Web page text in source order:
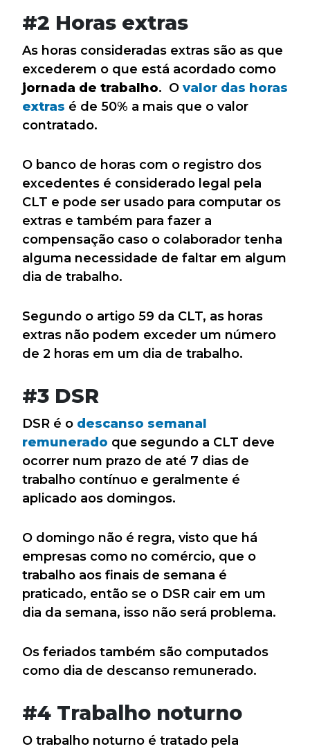
#2 Horas extras
As horas consideradas extras são as que
excederem o que está acordado como
jornada de trabalho. O valor das horas
extras é de 50% a mais que o valor
contratado.
O banco de horas com o registro dos
excedentes é considerado legal pela
CLT e pode ser usado para computar os
extras e também para fazer a
compensação caso o colaborador tenha
alguma necessidade de faltar em algum
dia de trabalho.
Segundo o artigo 59 da CLT, as horas
extras não podem exceder um número
de 2 horas em um dia de trabalho.
#3 DSR
DSR é o descanso semanal
remunerado que segundo a CLT deve
ocorrer num prazo de até 7 dias de
trabalho contínuo e geralmente é
aplicado aos domingos.
O domingo não é regra, visto que há
empresas como no comércio, que o
trabalho aos finais de semana é
praticado, então se o DSR cair em um
dia da semana, isso não será problema.
Os feriados também são computados
como dia de descanso remunerado.
#4 Trabalho noturno
O trabalho noturno é tratado pela